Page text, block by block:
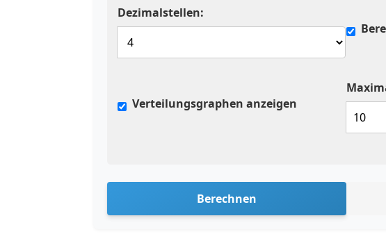
Dezimalstellen:
Verteilungsgraphen anzeigen
Berechnen